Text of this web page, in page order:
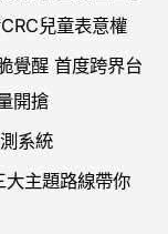
兒童表意權
覺醒 首度跨界台
開搶
系統
主題路線帶你